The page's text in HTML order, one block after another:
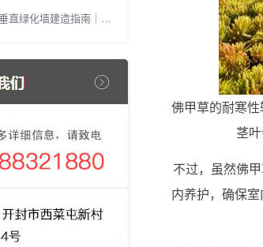
佛甲草垂直绿化墙建造指南｜立体种
佛甲草的耐寒
茎
不过，虽然佛
内养护，确保